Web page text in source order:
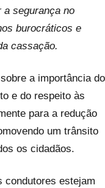
a segurança no
burocráticos e
cassação.
a importância do
e do respeito às
para a redução
um trânsito
os cidadãos.
condutores estejam